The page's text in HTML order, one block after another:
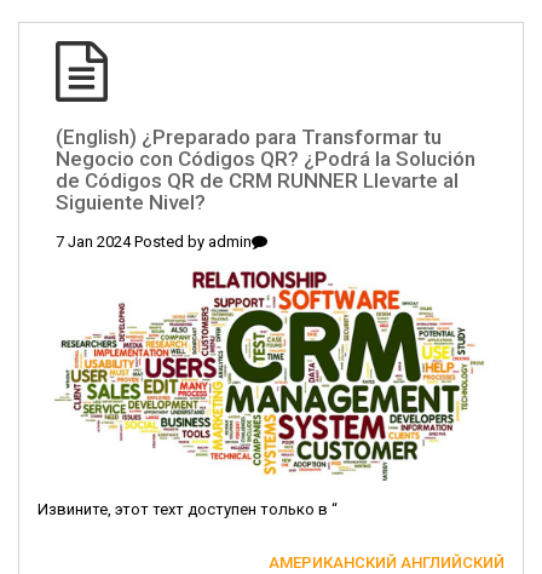
(English) ¿Preparado para Transformar tu
Negocio con Códigos QR? ¿Podrá la Solución
de Códigos QR de CRM RUNNER Llevarte al
Siguiente Nivel?
7 Jan 2024 Posted by admin
Извините, этот техт доступен только в “
АМЕРИКАНСКИЙ АНГЛИЙСКИЙ